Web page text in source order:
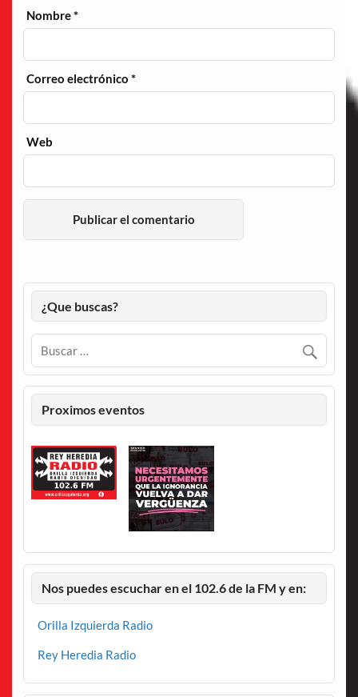
Nombre*
Correo electrónico*
Web
¿Que buscas?
Proximos eventos
Nos puedes escuchar en el 102.6 de la FM y en:
Orilla Izquierda Radio
Rey Heredia Radio